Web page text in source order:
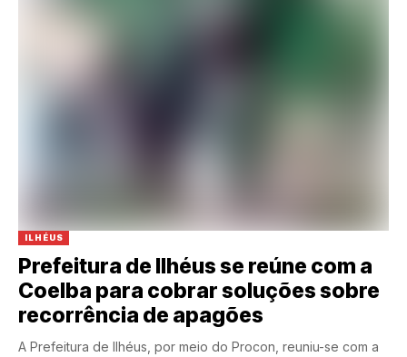
ILHÉUS
Prefeitura de Ilhéus se reúne com a
Coelba para cobrar soluções sobre
recorrência de apagões
A Prefeitura de Ilhéus, por meio do Procon, reuniu-se com a